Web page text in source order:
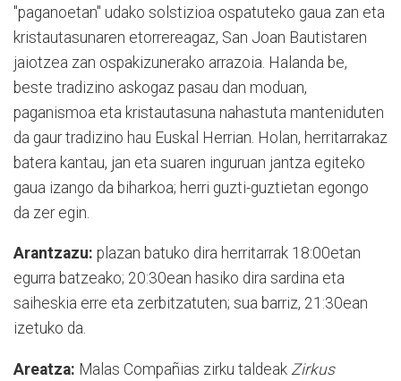
"paganoetan" udako solstizioa ospatuteko gaua zan eta
kristautasunaren etorrereagaz, San Joan Bautistaren
jaiotzea zan ospakizunerako arrazoia. Halanda be,
beste tradizino askogaz pasau dan moduan,
paganismoa eta kristautasuna nahastuta manteniduten
da gaur tradizino hau Euskal Herrian. Holan, herritarrakaz
batera kantau, jan eta suaren inguruan jantza egiteko
gaua izango da biharkoa; herri guzti-guztietan egongo
da zer egin.
Arantzazu: plazan batuko dira herritarrak 18:00etan
egurra batzeako; 20:30ean hasiko dira sardina eta
saiheskia erre eta zerbitzatuten; sua barriz, 21:30ean
izetuko da.
Areatza: Malas Compañias zirku taldeak Zirkus